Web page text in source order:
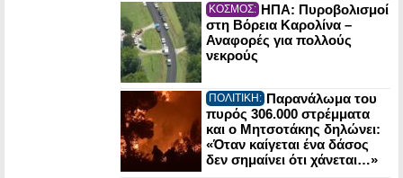
ΚΟΣΜΟΣ: ΗΠΑ: Πυροβολισμοί
στη Βόρεια Καρολίνα –
Αναφορές για πολλούς
νεκρούς
ΠΟΛΙΤΙΚΗ: Παρανάλωμα του
πυρός 306.000 στρέμματα
και ο Μητσοτάκης δηλώνει:
«Όταν καίγεται ένα δάσος
δεν σημαίνει ότι χάνεται…»